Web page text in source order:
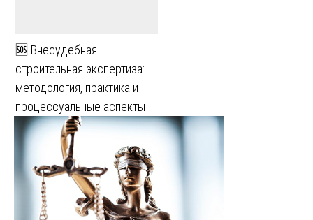
🆘 Внесудебная
строительная экспертиза:
методология, практика и
процессуальные аспекты